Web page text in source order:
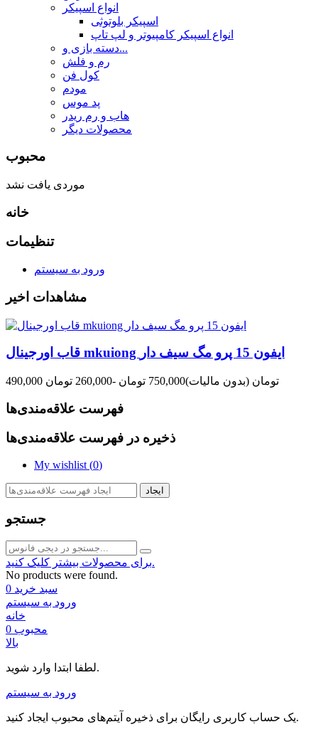
انواع اسپیکر
اسپیکر بلوتوثی
انواع اسپیکر کامپیوتر و لپ تاپ
دسته بازی و...
رم و فلش
کول فن
مودم
پد موس
هاب و رم ریدر
محصولات دیگر
محبوب
موردی یافت نشد
خانه
تنظیمات
ورود به سیستم
مشاهدات اخیر
قاب اورجینال mkuiong ایفون 15 پرو مگ سیف دار
490,000 تومان (بدون مالیات)750,000 تومان -260,000 تومان
فهرست علاقه‌مندی‌ها
ذخیره در فهرست علاقه‌مندی‌ها
My wishlist (0)
ایجاد
جستجو
برای محصولات بیشتر کلیک کنید.
No products were found.
سبد خرید 0
ورود به سیستم
خانه
محبوب 0
بالا
لطفا ابتدا وارد شوید.
ورود به سیستم
یک حساب کاربری رایگان برای ذخیره آیتم‌های محبوب ایجاد کنید.